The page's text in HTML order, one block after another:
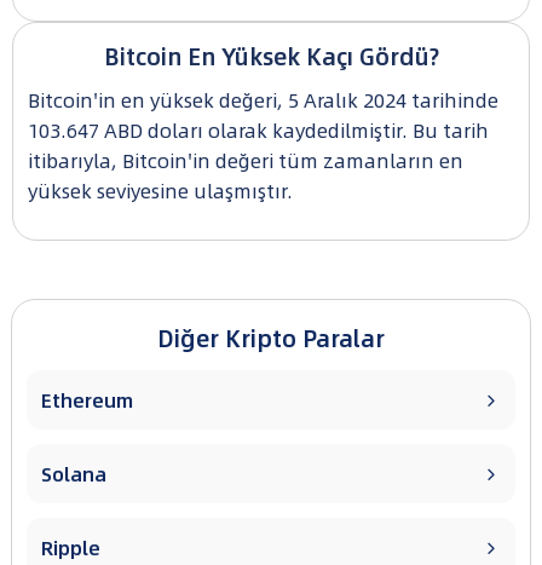
Bitcoin En Yüksek Kaçı Gördü?
Bitcoin'in en yüksek değeri, 5 Aralık 2024 tarihinde
103.647 ABD doları olarak kaydedilmiştir. Bu tarih
itibarıyla, Bitcoin'in değeri tüm zamanların en
yüksek seviyesine ulaşmıştır.
Diğer Kripto Paralar
Ethereum 
Solana 
Ripple 